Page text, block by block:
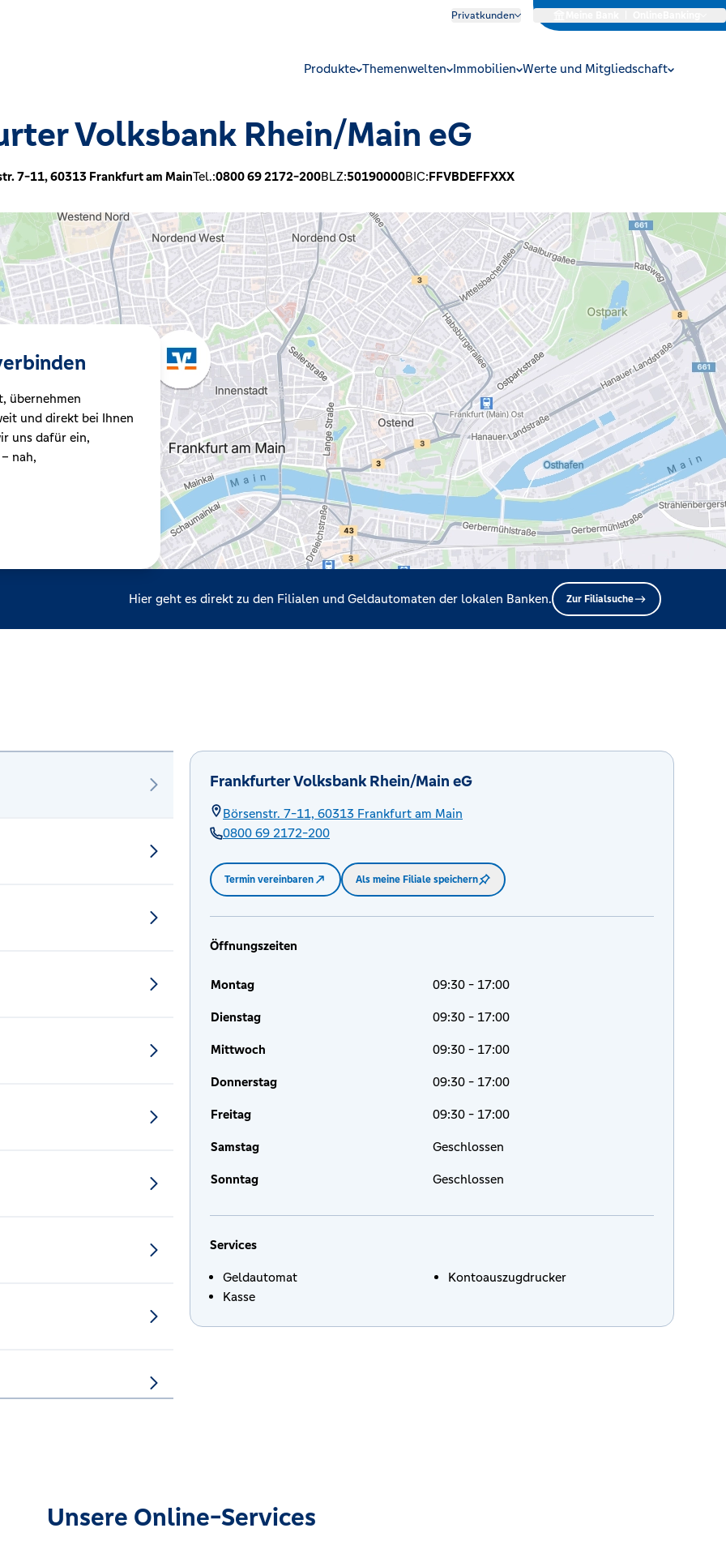
Privatkunden
Produkte Themenwelten Immobilien Werte und Mitgliedschaft
Volksbank Rhein/Main eG
7-11,60313 Frankfurt am MainTel.:0800 69 2172-200BLZ:50190000BIC:FFVBDEFFXXX
übernehmen
und direkt bei Ihnen
uns dafür ein,
nah,
Hier geht es direkt zu den Filialen und Geldautomaten der lokalen Banken. Zur Filialsuche
Frankfurter Volksbank Rhein/Main eG
Börsenstr. 7-11, 60313 Frankfurt am Main
0800 69 2172-200
Termin vereinbaren Als meine Filiale speichern
Öffnungszeiten
Montag 09:30 - 17:00
Dienstag 09:30 - 17:00
Mittwoch 09:30 - 17:00
Donnerstag 09:30 - 17:00
Freitag 09:30 - 17:00
Samstag Geschlossen
Sonntag Geschlossen
Services
Geldautomat
Kontoauszugdrucker
Kasse
Unsere Online-Services